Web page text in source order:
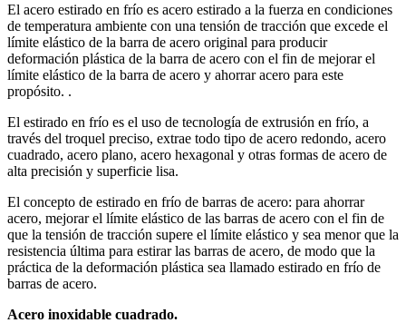
El acero estirado en frío es acero estirado a la fuerza en condiciones
de temperatura ambiente con una tensión de tracción que excede el
límite elástico de la barra de acero original para producir
deformación plástica de la barra de acero con el fin de mejorar el
límite elástico de la barra de acero y ahorrar acero para este
propósito. .
El estirado en frío es el uso de tecnología de extrusión en frío, a
través del troquel preciso, extrae todo tipo de acero redondo, acero
cuadrado, acero plano, acero hexagonal y otras formas de acero de
alta precisión y superficie lisa.
El concepto de estirado en frío de barras de acero: para ahorrar
acero, mejorar el límite elástico de las barras de acero con el fin de
que la tensión de tracción supere el límite elástico y sea menor que la
resistencia última para estirar las barras de acero, de modo que la
práctica de la deformación plástica sea llamado estirado en frío de
barras de acero.
Acero inoxidable cuadrado.